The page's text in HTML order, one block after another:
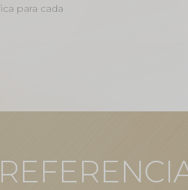
para cada